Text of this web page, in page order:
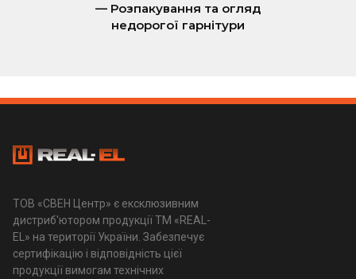
— Розпакування та огляд
недорогої гарнітури
ТОВ «СВЕН Центр» є ексклюзивним
дистриб'ютором продукції ТМ «REAL-
EL» на території України. Забезпечує
сертифікацію і відповідність цієї
продукції вимогам технічних